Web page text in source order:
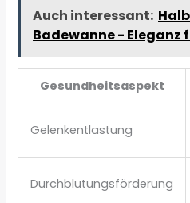
Auch interessant:
Badewanne - Eleganz
Gesundheitsaspekt
Gelenkentlastung
Durchblutungsförderung